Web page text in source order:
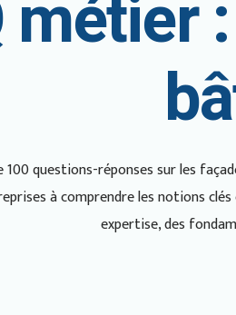
métier
questions-réponses sur les
à comprendre les notions
expertise, des